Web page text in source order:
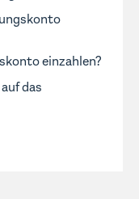
einzahlen?
das